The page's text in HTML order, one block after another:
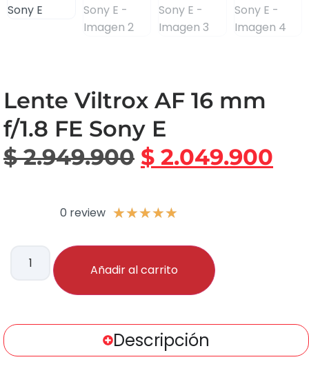
Lente Viltrox AF 16 mm
f/1.8 FE Sony E
$2.949.900 $ 2.049.900
0 review ★★★★★
Añadir al carrito
Descripción